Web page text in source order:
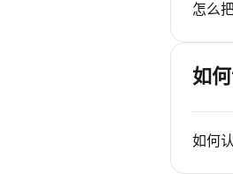
怎么
如
如何